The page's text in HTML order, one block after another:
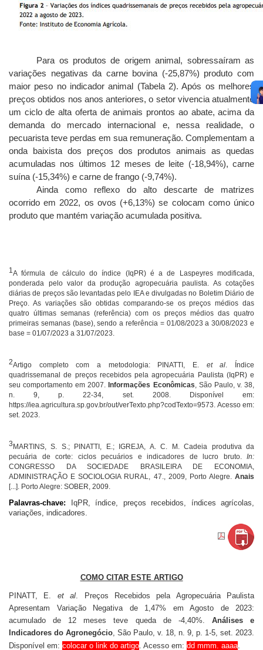
Para os produtos de origem animal, sobressaíram as
variações negativas da carne bovina (-25,87%) produto com
maior peso no indicador animal (Tabela 2). Após os melhores
preços obtidos nos anos anteriores, o setor vivencia atualmente
um ciclo de alta oferta de animais prontos ao abate, acima da
demanda do mercado internacional e, nessa realidade, o
pecuarista teve perdas em sua remuneração. Complementam a
onda baixista dos preços dos produtos animais as quedas
acumuladas nos últimos 12 meses de leite (-18,94%), carne
suína (-15,34%) e carne de frango (-9,74%).
Ainda como reflexo do alto descarte de matrizes
ocorrido em 2022, os ovos (+6,13%) se colocam como único
produto que mantém variação acumulada positiva.
1 A fórmula de cálculo do índice (IqPR) é a de Laspeyres modificada,
ponderada pelo valor da produção agropecuária paulista. As cotações
diárias de preços são levantadas pelo IEA e divulgadas no Boletim Diário de
Preço. As variações são obtidas comparando-se os preços médios das
quatro últimas semanas (referência) com os preços médios das quatro
primeiras semanas (base), sendo a referência = 01/08/2023 a 30/08/2023 e
base = 01/07/2023 a 31/07/2023.
2Artigo completo com a metodologia: PINATTI, E. et al . Índice
quadrissemanal de preços recebidos pela agropecuária Paulista (IqPR) e
seu comportamento em 2007.Informações Econômicas , São Paulo, v. 38,
n. 9, p. 22-34, set. 2008. Disponível em:
https://iea.agricultura.sp.gov.br/out/verTexto.php?codTexto=9573. Acesso em:
set. 2023.
3MARTINS, S. S.; PINATTI, E.; IGREJA, A. C. M. Cadeia produtiva da
pecuária de corte: ciclos pecuários e indicadores de lucro bruto.
In:
CONGRESSO DA SOCIEDADE BRASILEIRA DE ECONOMIA,
ADMINISTRAÇÃO E SOCIOLOGIA RURAL, 47., 2009, Porto Alegre. Anais
[...]. Porto Alegre: SOBER, 2009.
Palavras-chave:
IqPR, índice, preços recebidos, índices agrícolas,
variações, indicadores.
COMO CITAR ESTE ARTIGO
PINATT, E. et al
Preços Recebidos pela Agropecuária Paulista
Apresentam Variação Negativa de 1,47% em Agosto de 2023:
acumulado de 12 meses teve queda de -4,40%. Análises e
Indicadores do Agronegócio , São Paulo, v. 18, n. 9, p. 1-5, set. 2023.
Disponível em: colocar o link do artigo . Acesso em: dd mmm. aaaa